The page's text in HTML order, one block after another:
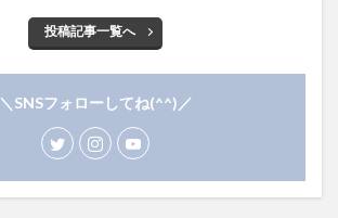
投稿記事一覧へ
＼SNSフォローしてね(^^)／